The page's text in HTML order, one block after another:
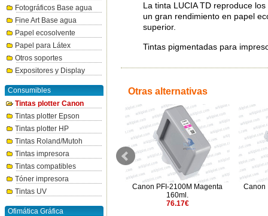
Fotográficos Base agua
Fine Art Base agua
Papel ecosolvente
Papel para Látex
Otros soportes
Expositores y Display
Consumibles
Tintas plotter Canon
Tintas plotter Epson
Tintas plotter HP
Tintas Roland/Mutoh
Tintas impresora
Tintas compatibles
Tóner impresora
Tintas UV
Ofimática Gráfica
La tinta LUCIA TD reproduce
un gran rendimiento en papel
superior.
Tintas pigmentadas para
Otras alternativas
Canon PFI-3300PBK negro foto
330ml.
Canon PFI-2100M Magenta
160ml.
76.17€
Canon